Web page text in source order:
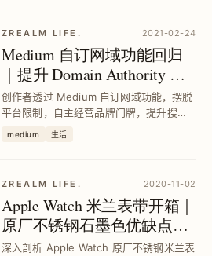
ZREALM LIFE. 2021-02-24
Medium 自订网域功能回归
｜提升 Domain Authority 与
品牌形象设定教学
创作者透过 Medium 自订网域功能，摆脱
平台限制，自主经营品牌门牌，提升搜寻
排名与流量权重，完整设定步骤与网域注
medium 生活
ZREALM LIFE. 2020-11-02
Apple Watch 米兰表带开箱｜
原厂不锈钢石墨色优缺点全
解析
深入剖析 Apple Watch 原厂不锈钢米兰表